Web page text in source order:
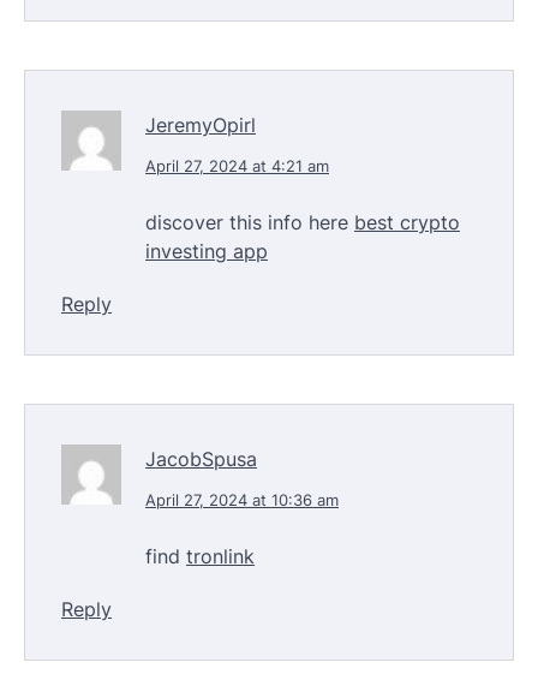
JeremyOpirl
April 27, 2024 at 4:21 am
discover this info here best crypto
investing app
Reply
JacobSpusa
April 27, 2024 at 10:36 am
find tronlink
Reply